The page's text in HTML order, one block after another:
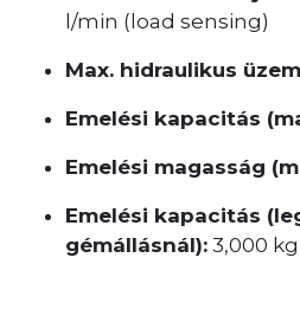
l/min (load sensing)
Max. hidraulikus
Emelési kapacitás
Emelési magasság
Emelési kapacitás
gémállásnál): 3,000 kg